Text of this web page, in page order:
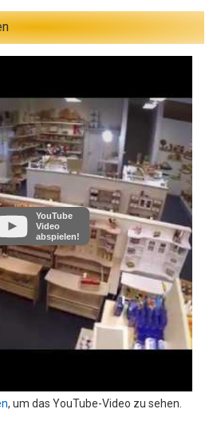
YouTube
Video
abspielen!
, um das YouTube-Video zu sehen.